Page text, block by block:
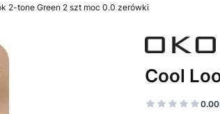
2-tone Green 2 szt moc 0.0 zerówki
Cool
0.00